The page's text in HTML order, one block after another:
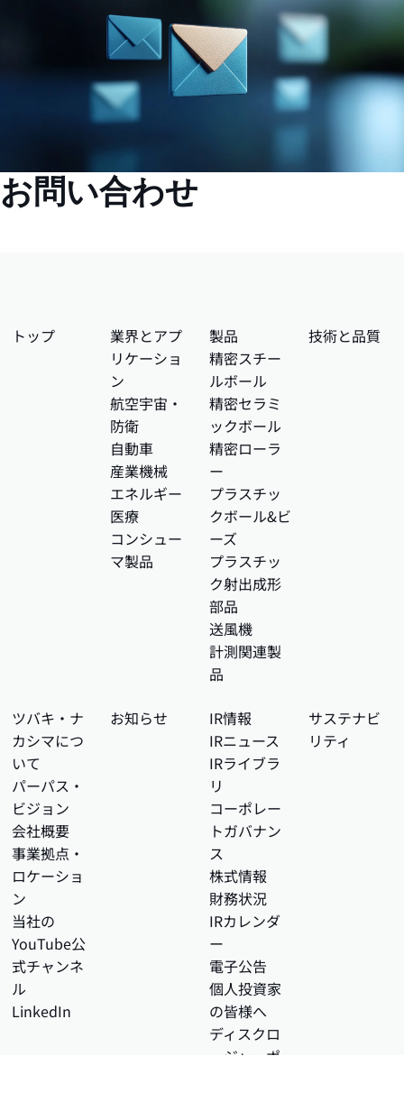
お問い合わせ
トップ
業界とアプ
リケーショ
ン
航空宇宙・
防衛
自動車
産業機械
エネルギー
医療
コンシュー
マ製品
製品
精密スチー
ルボール
精密セラミ
ックボール
精密ローラ
ー
プラスチッ
クボール&ビ
ーズ
プラスチッ
ク射出成形
部品
送風機
計測関連製
品
技術と品質
ツバキ・ナ
カシマにつ
いて
パーパス・
ビジョン
会社概要
事業拠点・
ロケーショ
ン
当社の
YouTube公
式チャンネ
ル
LinkedIn
お知らせ
IR情報
IRニュース
IRライブラ
リ
コーポレー
トガバナン
ス
株式情報
財務状況
IRカレンダ
ー
電子公告
個人投資家
の皆様へ
ディスクロ
ージャーポ
サステナビ
リティ